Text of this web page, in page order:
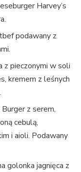
Harvey’s
podawany z
z pieczonymi w soli
kremem z leśnych
z serem,
cebulą,
i aioli. Podawany
golonka jagnięca z